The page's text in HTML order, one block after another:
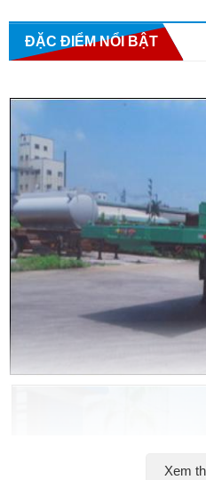
ĐẶC ĐIỂM NỔI BẬT
Xem